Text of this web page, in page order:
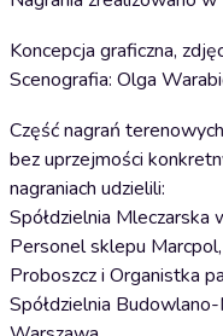
Koncepcja graficzna,
Scenografia: Olga
Część nagrań
bez uprzejmości
nagraniach udzielili:
Spółdzielnia Mleczarska
Personel sklepu
Proboszcz i Organistka
Spółdzielnia